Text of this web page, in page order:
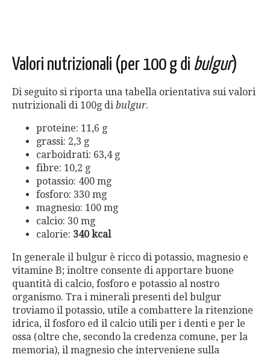
Valori nutrizionali (per 100 g di bulgur)
Di seguito si riporta una tabella orientativa sui valori
nutrizionali di 100g di bulgur.
proteine: 11,6 g
grassi: 2,3 g
carboidrati: 63,4 g
fibre: 10,2 g
potassio: 400 mg
fosforo: 330 mg
magnesio: 100 mg
calcio: 30 mg
calorie: 340 kcal
In generale il bulgur è ricco di potassio, magnesio e
vitamine B; inoltre consente di apportare buone
quantità di calcio, fosforo e potassio al nostro
organismo. Tra i minerali presenti del bulgur
troviamo il potassio, utile a combattere la ritenzione
idrica, il fosforo ed il calcio utili per i denti e per le
ossa (oltre che, secondo la credenza comune, per la
memoria), il magnesio che interveniene sulla